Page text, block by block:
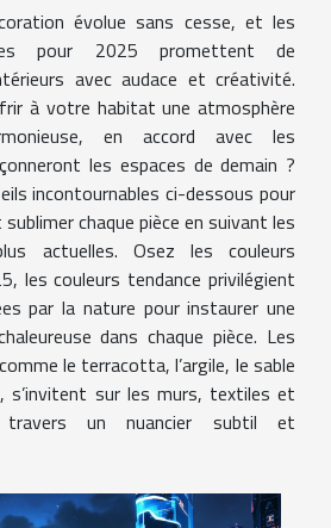
évolue sans cesse, et les
pour 2025 promettent de
avec audace et créativité.
à votre habitat une atmosphère
en accord avec les
les espaces de demain ?
incontournables ci-dessous pour
chaque pièce en suivant les
actuelles. Osez les couleurs
les couleurs tendance privilégient
par la nature pour instaurer une
dans chaque pièce. Les
le terracotta, l’argile, le sable
s’invitent sur les murs, textiles et
un nuancier subtil et